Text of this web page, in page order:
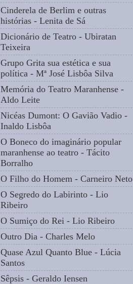
Cinderela de Berlim e outras
histórias - Lenita de Sá
Dicionário de Teatro - Ubiratan
Teixeira
Grupo Grita sua estética e sua
política - Mª José Lisbôa Silva
Memória do Teatro Maranhense -
Aldo Leite
Nicéas Dumont: O Gavião Vadio -
Inaldo Lisbôa
O Boneco do imaginário popular
maranhense ao teatro - Tácito
Borralho
O Filho do Homem - Carneiro Neto
O Segredo do Labirinto - Lio
Ribeiro
O Sumiço do Rei - Lio Ribeiro
Outro Dia - Charles Melo
Quase Azul Quanto Blue - Lúcia
Santos
Sêpsis - Geraldo Iensen